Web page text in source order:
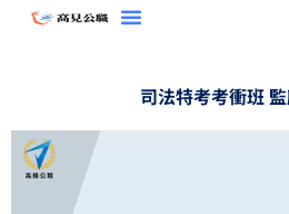
內
司法特考考衝班